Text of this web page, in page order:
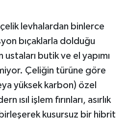
levhalardan binlerce
bıçaklarla dolduğu
butik ve el yapımı
Çeliğin türüne göre
yüksek karbon) özel
ısıl işlem fırınları, asırlık
kusursuz bir hibrit